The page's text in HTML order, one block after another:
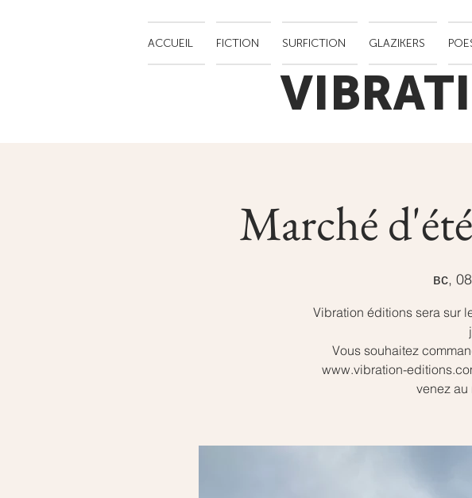
ACCUEIL FICTION SURFICTION GLAZIKERS
Marché
вс,
Vibration éditions sera sur
Vous souhaitez
www.vibration-
venez au